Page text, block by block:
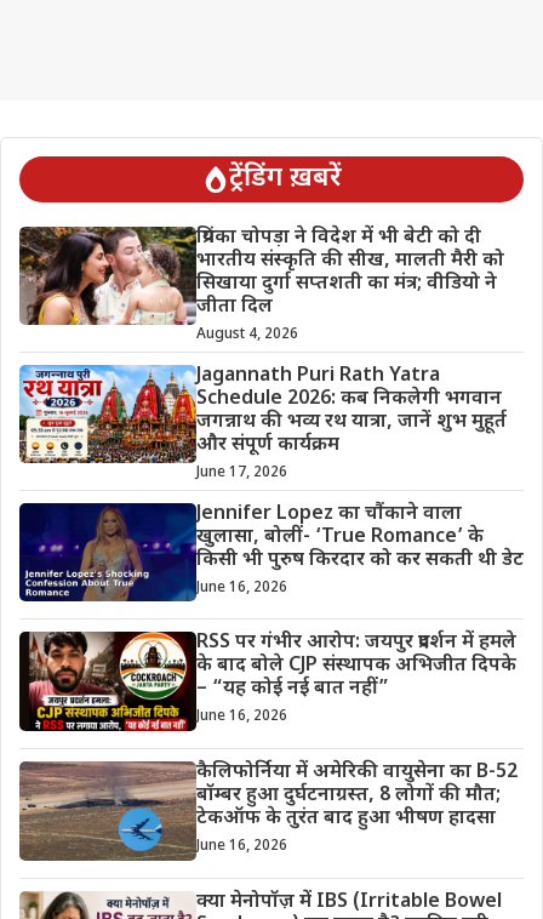
ट्रेंडिंग ख़बरें
प्रियंका चोपड़ा ने विदेश में भी बेटी को दी
भारतीय संस्कृति की सीख, मालती मैरी को
सिखाया दुर्गा सप्तशती का मंत्र; वीडियो ने
जीता दिल
August 4, 2026
Jagannath Puri Rath Yatra
Schedule 2026: कब निकलेगी भगवान
जगन्नाथ की भव्य रथ यात्रा, जानें शुभ मुहूर्त
और संपूर्ण कार्यक्रम
June 17, 2026
Jennifer Lopez का चौंकाने वाला
खुलासा, बोलीं- ‘True Romance’ के
किसी भी पुरुष किरदार को कर सकती थी डेट
June 16, 2026
RSS पर गंभीर आरोप: जयपुर प्रदर्शन में हमले
के बाद बोले CJP संस्थापक अभिजीत दिपके
– “यह कोई नई बात नहीं”
June 16, 2026
कैलिफोर्निया में अमेरिकी वायुसेना का B-52
बॉम्बर हुआ दुर्घटनाग्रस्त, 8 लोगों की मौत;
टेकऑफ के तुरंत बाद हुआ भीषण हादसा
June 16, 2026
क्या मेनोपॉज़ में IBS (Irritable Bowel